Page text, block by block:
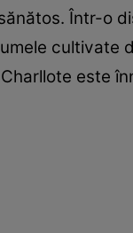
Într-o
cultivate
este